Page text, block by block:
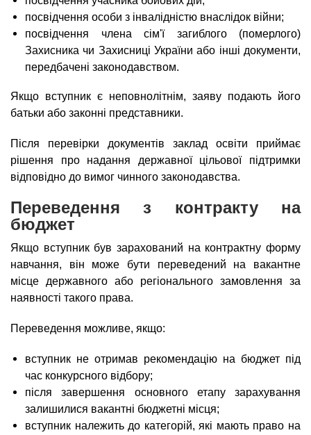
посвідчення особи з інвалідністю внаслідок війни;
посвідчення члена сім'ї загиблого (померлого)
Захисника чи Захисниці України або інші документи,
передбачені законодавством.
Якщо вступник є неповнолітнім, заяву подають його
батьки або законні представники.
Після перевірки документів заклад освіти приймає
рішення про надання державної цільової підтримки
відповідно до вимог чинного законодавства.
Переведення з контракту на
бюджет
Якщо вступник був зарахований на контрактну форму
навчання, він може бути переведений на вакантне
місце державного або регіонального замовлення за
наявності такого права.
Переведення можливе, якщо:
вступник не отримав рекомендацію на бюджет під
час конкурсного відбору;
після завершення основного етапу зарахування
залишилися вакантні бюджетні місця;
вступник належить до категорій, які мають право на